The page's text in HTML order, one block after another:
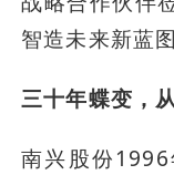
智造未来新蓝图
三十年蝶变，
南兴股份